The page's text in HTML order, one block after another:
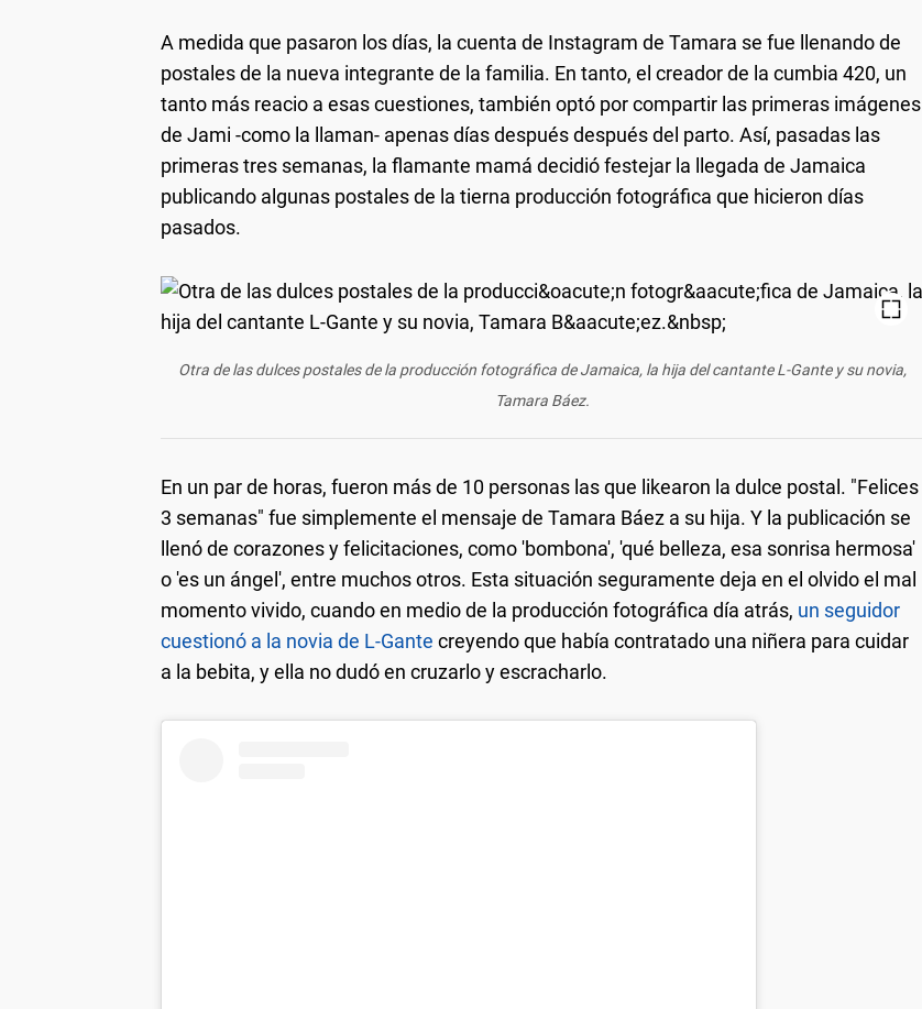
A medida que pasaron los días, la cuenta de Instagram de Tamara se fue llenando de
postales de la nueva integrante de la familia. En tanto, el creador de la cumbia 420, un
tanto más reacio a esas cuestiones, también optó por compartir las primeras imágenes
de Jami -como la llaman- apenas días después después del parto. Así, pasadas las
primeras tres semanas, la flamante mamá decidió festejar la llegada de Jamaica
publicando algunas postales de la tierna producción fotográfica que hicieron días
pasados.
Otra de las dulces postales de la producción fotográfica de Jamaica, la hija del cantante L-Gante y su novia,
Tamara Báez.
En un par de horas, fueron más de 10 personas las que likearon la dulce postal. "Felices
3 semanas" fue simplemente el mensaje de Tamara Báez a su hija. Y la publicación se
llenó de corazones y felicitaciones, como 'bombona', 'qué belleza, esa sonrisa hermosa'
o 'es un ángel', entre muchos otros. Esta situación seguramente deja en el olvido el mal
momento vivido, cuando en medio de la producción fotográfica día atrás, un seguidor
cuestionó a la novia de L-Gante creyendo que había contratado una niñera para cuidar
a la bebita, y ella no dudó en cruzarlo y escracharlo.